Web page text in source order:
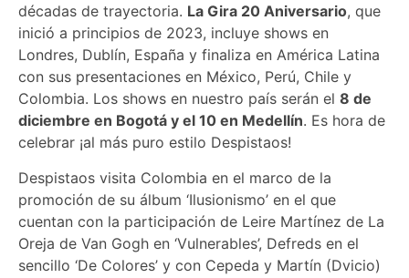
décadas de trayectoria. La Gira 20 Aniversario, que
inició a principios de 2023, incluye shows en
Londres, Dublín, España y finaliza en América Latina
con sus presentaciones en México, Perú, Chile y
Colombia. Los shows en nuestro país serán el 8 de
diciembre en Bogotá y el 10 en Medellín. Es hora de
celebrar ¡al más puro estilo Despistaos!
Despistaos visita Colombia en el marco de la
promoción de su álbum ‘Ilusionismo’ en el que
cuentan con la participación de Leire Martínez de La
Oreja de Van Gogh en ‘Vulnerables’, Defreds en el
sencillo ‘De Colores’ y con Cepeda y Martín (Dvicio)